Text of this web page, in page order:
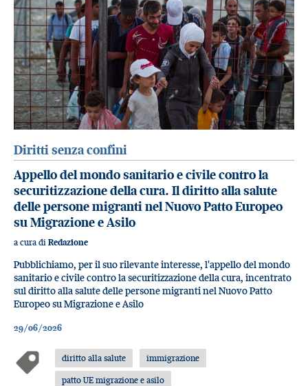
Diritti senza confini
Appello del mondo sanitario e civile contro la
securitizzazione della cura. Il diritto alla salute
delle persone migranti nel Nuovo Patto Europeo
su Migrazione e Asilo
a cura di Redazione
Pubblichiamo, per il suo rilevante interesse, l'appello del mondo
sanitario e civile contro la securitizzazione della cura, incentrato
sul diritto alla salute delle persone migranti nel Nuovo Patto
Europeo su Migrazione e Asilo
29/06/2026
diritto alla salute
immigrazione
patto UE migrazione e asilo